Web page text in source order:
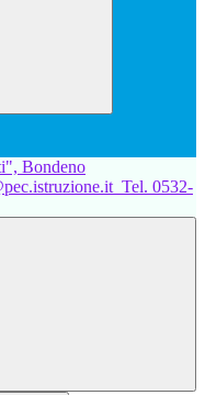
Tel. 0532-